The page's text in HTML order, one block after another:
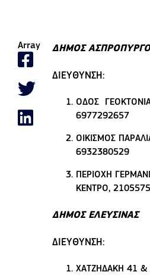
Array ΔΗΜΟΣ
ΔΙΕΥΘΥΝΣΗ:
ΟΔΟΣ
6977292657
ΟΙΚΙΣΜΟΣ
6932380529
ΠΕΡΙΟΧΗ
ΚΕΝΤΡΟ,
ΔΗΜΟΣ ΕΛΕΥΣΙΝΑΣ
ΔΙΕΥΘΥΝΣΗ:
ΧΑΤΖΗΔΑΚΗ 41 &